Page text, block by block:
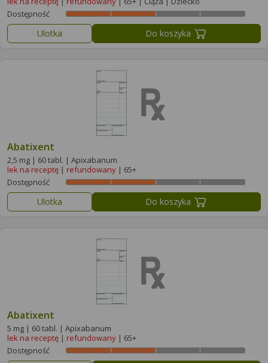
Dostępność
Ulotka Do koszyka
Abatixent
2,5 mg | 60 tabl. | Apixabanum
lek na receptę | refundowany | 65+
Dostępność
Ulotka Do koszyka
Abatixent
5 mg | 60 tabl. | Apixabanum
lek na receptę | refundowany | 65+
Dostępność